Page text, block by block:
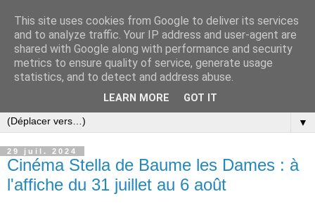
▼
29 juil. 2024
Cinéma Stella de Baume les Dames : à
l'affiche du 31 juillet au 6 août
This site uses cookies from Google to deliver its services
and to analyze traffic. Your IP address and user-agent are
shared with Google along with performance and security
metrics to ensure quality of service, generate usage
statistics, and to detect and address abuse.
LEARN MORE GOT IT